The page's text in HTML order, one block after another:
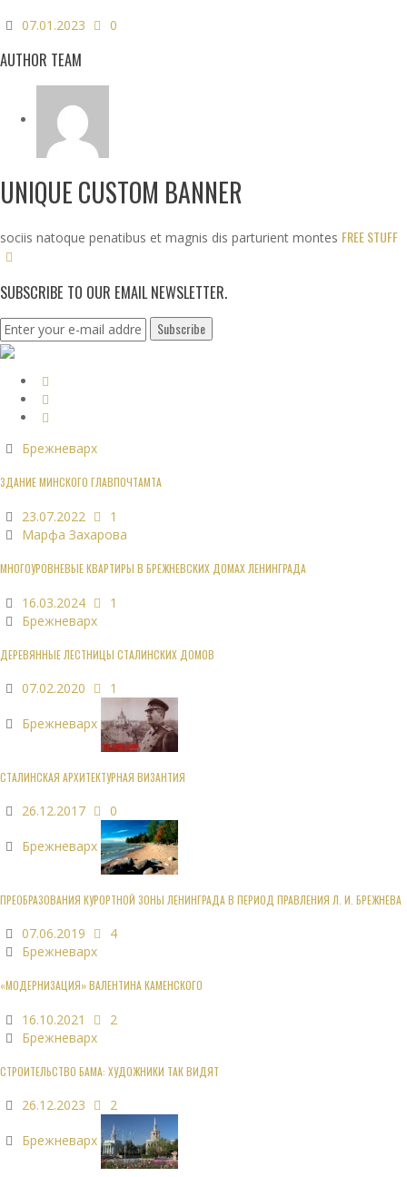
07.01.2023 0
AUTHOR TEAM
UNIQUE CUSTOM BANNER
sociis natoque penatibus et magnis dis parturient montes FREE STUFF
SUBSCRIBE TO OUR EMAIL NEWSLETTER.
Брежневарх
ЗДАНИЕ МИНСКОГО ГЛАВПОЧТАМТА
23.07.2022
1
Марфа Захарова
МНОГОУРОВНЕВЫЕ КВАРТИРЫ В БРЕЖНЕВСКИХ ДОМАХ ЛЕНИНГРАДА
16.03.2024
1
Брежневарх
ДЕРЕВЯННЫЕ ЛЕСТНИЦЫ СТАЛИНСКИХ ДОМОВ
07.02.2020 1
Брежневарх
СТАЛИНСКАЯ АРХИТЕКТУРНАЯ ВИЗАНТИЯ
26.12.2017 0
Брежневарх
ПРЕОБРАЗОВАНИЯ КУРОРТНОЙ ЗОНЫ ЛЕНИНГРАДА В ПЕРИОД ПРАВЛЕНИЯ Л. И. БРЕЖНЕВА
07.06.2019
4
Брежневарх
«МОДЕРНИЗАЦИЯ» ВАЛЕНТИНА КАМЕНСКОГО
16.10.2021
2
Брежневарх
СТРОИТЕЛЬСТВО БАМА: ХУДОЖНИКИ ТАК ВИДЯТ
26.12.2023 2
Брежневарх